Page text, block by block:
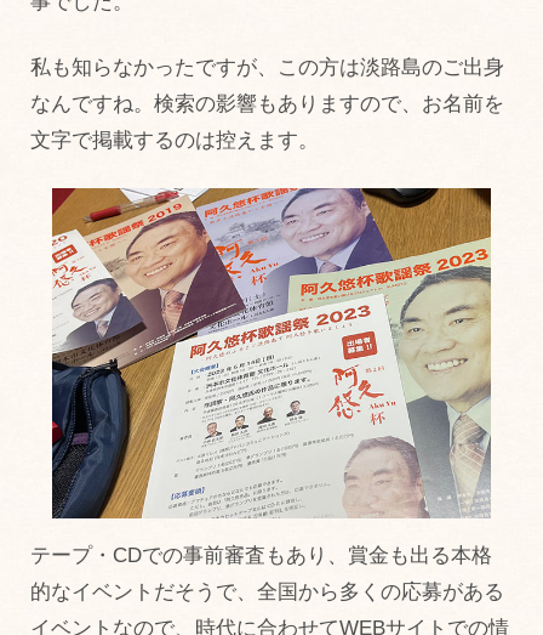
私も知らなかったですが、この方は淡路島のご出身
なんですね。検索の影響もありますので、お名前を
文字で掲載するのは控えます。
テープ・CDでの事前審査もあり、賞金も出る本格
的なイベントだそうで、全国から多くの応募がある
イベントなので、時代に合わせてWEBサイトでの情